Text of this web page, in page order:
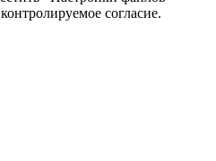
согласие.